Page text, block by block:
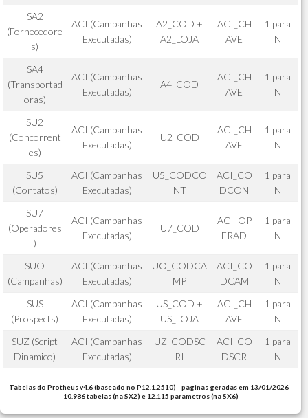
SA2
(Fornecedore
s)
ACI (Campanhas
Executadas)
A2_COD +
A2_LOJA
ACI_CH
AVE
1 para
N
SA4
(Transportad
oras)
ACI (Campanhas
Executadas)
A4_COD
ACI_CH
AVE
1 para
N
SU2
(Concorrent
es)
ACI (Campanhas
Executadas)
U2_COD
ACI_CH
AVE
1 para
N
SU5
(Contatos)
ACI (Campanhas
Executadas)
U5_CODCO
NT
ACI_CO
DCON
1 para
N
SU7
(Operadores
)
ACI (Campanhas
Executadas)
U7_COD
ACI_OP
ERAD
1 para
N
SUO
(Campanhas)
ACI (Campanhas
Executadas)
UO_CODCA
MP
ACI_CO
DCAM
1 para
N
SUS
(Prospects)
ACI (Campanhas
Executadas)
US_COD +
US_LOJA
ACI_CH
AVE
1 para
N
SUZ (Script
Dinamico)
ACI (Campanhas
Executadas)
UZ_CODSC
RI
ACI_CO
DSCR
1 para
N
Tabelas do Protheus v4.6 (baseado no P12.1.2510) - paginas geradas em 13/01/2026 -
10.986 tabelas (na SX2) e 12.115 parametros (na SX6)